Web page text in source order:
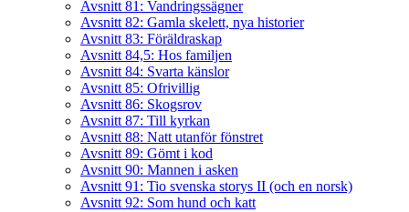
Avsnitt 81: Vandringssägner
Avsnitt 82: Gamla skelett, nya historier
Avsnitt 83: Föräldraskap
Avsnitt 84,5: Hos familjen
Avsnitt 84: Svarta känslor
Avsnitt 85: Ofrivillig
Avsnitt 86: Skogsrov
Avsnitt 87: Till kyrkan
Avsnitt 88: Natt utanför fönstret
Avsnitt 89: Gömt i kod
Avsnitt 90: Mannen i asken
Avsnitt 91: Tio svenska storys II (och en norsk)
Avsnitt 92: Som hund och katt